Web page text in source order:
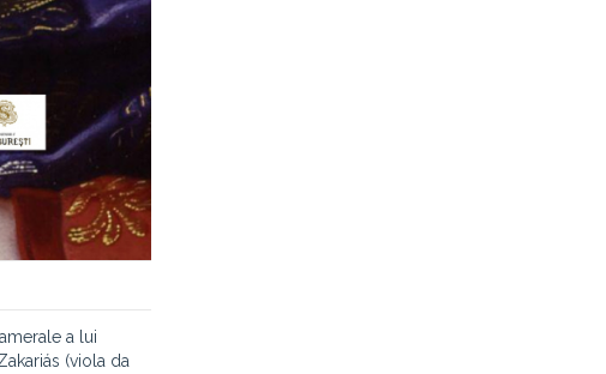
a lui
(viola da